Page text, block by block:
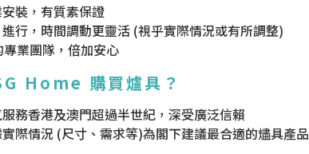
裝，有質素保證
行，時間調動更靈活 (視乎實際情況或有所調整)
業團隊，倍加安心
Home 購買爐具？
務香港及澳門超過半世紀，深受廣泛信賴
際情況 (尺寸、需求等)為閣下建議最合適的燼具產品